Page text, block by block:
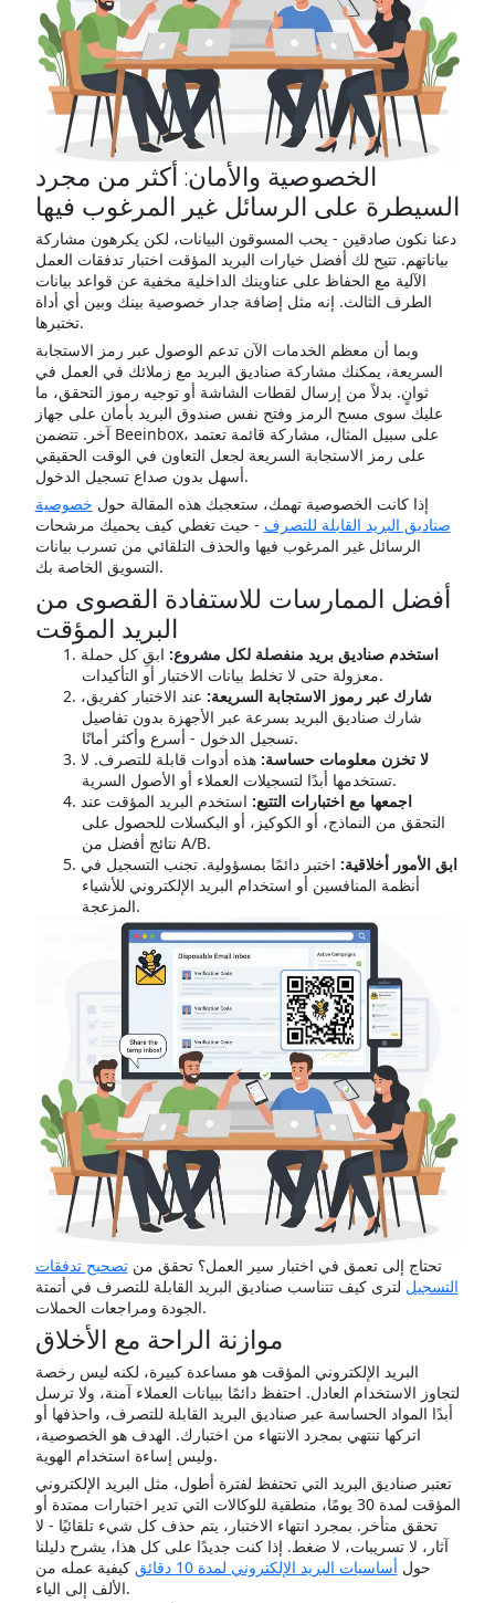
الخصوصية والأمان: أكثر من مجرد
السيطرة على الرسائل غير المرغوب فيها
دعنا نكون صادقين - يحب المسوقون البيانات، لكن يكرهون مشاركة
بياناتهم. تتيح لك أفضل خيارات البريد المؤقت اختبار تدفقات العمل
الآلية مع الحفاظ على عناوينك الداخلية مخفية عن قواعد بيانات
الطرف الثالث. إنه مثل إضافة جدار خصوصية بينك وبين أي أداة
تختبرها.
وبما أن معظم الخدمات الآن تدعم الوصول عبر رمز الاستجابة
السريعة، يمكنك مشاركة صناديق البريد مع زملائك في العمل في
ثوانٍ. بدلاً من إرسال لقطات الشاشة أو توجيه رموز التحقق، ما
عليك سوى مسح الرمز وفتح نفس صندوق البريد بأمان على جهاز
آخر. تتضمن Beeinbox، على سبيل المثال، مشاركة قائمة تعتمد
على رمز الاستجابة السريعة لجعل التعاون في الوقت الحقيقي
أسهل بدون صداع تسجيل الدخول.
إذا كانت الخصوصية تهمك، ستعجبك هذه المقالة حول خصوصية
صناديق البريد القابلة للتصرف - حيث تغطي كيف يحميك مرشحات
الرسائل غير المرغوب فيها والحذف التلقائي من تسرب بيانات
التسويق الخاصة بك.
أفضل الممارسات للاستفادة القصوى من
البريد المؤقت
استخدم صناديق بريد منفصلة لكل مشروع: ابقِ كل حملة
معزولة حتى لا تخلط بيانات الاختبار أو التأكيدات.
شارك عبر رموز الاستجابة السريعة: عند الاختبار كفريق،
شارك صناديق البريد بسرعة عبر الأجهزة بدون تفاصيل
تسجيل الدخول - أسرع وأكثر أمانًا.
لا تخزن معلومات حساسة: هذه أدوات قابلة للتصرف. لا
تستخدمها أبدًا لتسجيلات العملاء أو الأصول السرية.
اجمعها مع اختبارات التتبع: استخدم البريد المؤقت عند
التحقق من النماذج، أو الكوكيز، أو البكسلات للحصول على
نتائج أفضل من A/B.
ابق الأمور أخلاقية: اختبر دائمًا بمسؤولية. تجنب التسجيل في
أنظمة المنافسين أو استخدام البريد الإلكتروني للأشياء
المزعجة.
تحتاج إلى تعمق في اختبار سير العمل؟ تحقق منتصحيح تدفقات
التسجيل لترى كيف تتناسب صناديق البريد القابلة للتصرف في أتمتة
الجودة ومراجعات الحملات.
موازنة الراحة مع الأخلاق
البريد الإلكتروني المؤقت هو مساعدة كبيرة، لكنه ليس رخصة
لتجاوز الاستخدام العادل. احتفظ دائمًا ببيانات العملاء آمنة، ولا ترسل
أبدًا المواد الحساسة عبر صناديق البريد القابلة للتصرف، واحذفها أو
اتركها تنتهي بمجرد الانتهاء من اختبارك. الهدف هو الخصوصية،
وليس إساءة استخدام الهوية.
تعتبر صناديق البريد التي تحتفظ لفترة أطول، مثل البريد الإلكتروني
المؤقت لمدة 30 يومًا، منطقية للوكالات التي تدير اختبارات ممتدة أو
تحقق متأخر. بمجرد انتهاء الاختبار، يتم حذف كل شيء تلقائيًا - لا
آثار، لا تسريبات، لا ضغط. إذا كنت جديدًا على كل هذا، يشرح دليلنا
حول أساسيات البريد الإلكتروني لمدة 10 دقائق
كيفية عمله من
الألف إلى الياء.